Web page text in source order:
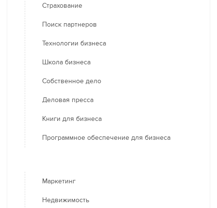
Страхование
Поиск партнеров
Технологии бизнеса
Школа бизнеса
Собственное дело
Деловая пресса
Книги для бизнеса
Программное обеспечение для бизнеса
Маркетинг
Недвижимость